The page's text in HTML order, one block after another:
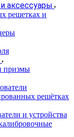
аксессуары
решетках и
призмы
решётках
и устройства